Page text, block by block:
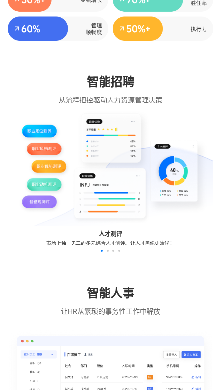
智能招聘
从流程把控驱动人力资源管理决策
人才测评
市场上独一无二的多元综合人才测评。让人才画像更清晰！
智能人事
让HR从繁琐的事务性工作中解放